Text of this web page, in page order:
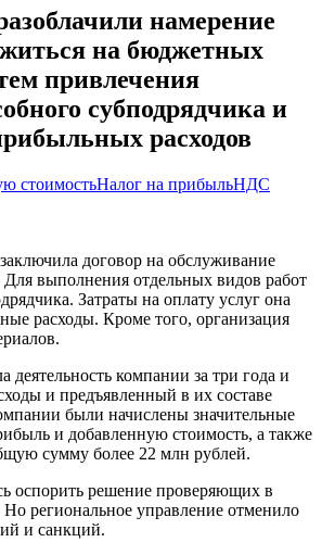
намерение
на бюджетных
привлечения
субподрядчика и
расходов
стоимостьНалог на прибыльНДС
договор на обслуживание
Для выполнения отдельных видов работ
Затраты на оплату услуг она
расходы. Кроме того, организация
деятельность компании за три года и
и предъявленный в их составе
были начислены значительные
и добавленную стоимость, а также
сумму более 22 млн рублей.
оспорить решение проверяющих в
Но региональное управление отменило
и санкций.